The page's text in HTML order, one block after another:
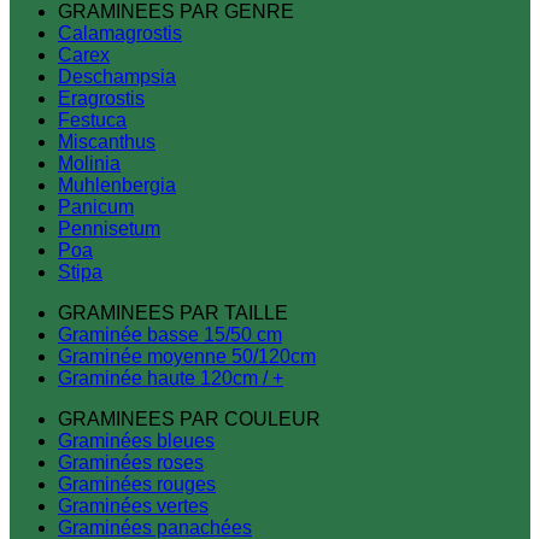
GRAMINEES PAR GENRE
Calamagrostis
Carex
Deschampsia
Eragrostis
Festuca
Miscanthus
Molinia
Muhlenbergia
Panicum
Pennisetum
Poa
Stipa
GRAMINEES PAR TAILLE
Graminée basse 15/50 cm
Graminée moyenne 50/120cm
Graminée haute 120cm / +
GRAMINEES PAR COULEUR
Graminées bleues
Graminées roses
Graminées rouges
Graminées vertes
Graminées panachées